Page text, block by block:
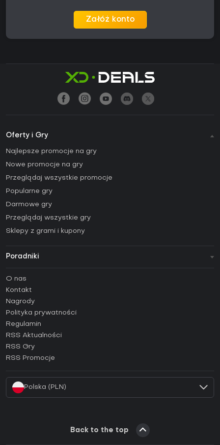
Załóż konto
Oferty i Gry
Najlepsze promocje na gry
Nowe promocje na gry
Przeglądaj wszystkie promocje
Popularne gry
Darmowe gry
Przeglądaj wszystkie gry
Sklepy z grami i kupony
Poradniki
Poradniki
Jak aktywować klucz Steam (CD Key)?
Jak aktywować klucz Epic Games (CD Key)?
Jak aktywować klucz GOG (CD Key)?
Jak aktywować klucz Ubisoft Connect (CD Key)?
O nas
Kontakt
Nagrody
Polityka prywatności
Regulamin
RSS Aktualności
RSS Gry
RSS Promocje
Polska (PLN)
Back to the top